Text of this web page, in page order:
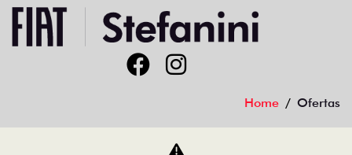
Home Ofertas
Desacelere. Seu bem maior é a vida.